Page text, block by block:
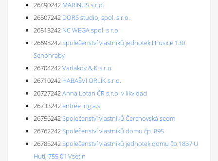
26490242 MARINUS s.r.o.
26507242 DORS studio, spol. s r.o.
26513242 NC WEGA spol. s r.o.
26698242Společenství vlastníků jednotek Hrusice 130
Senohraby
26704242Varlakov & K s.r.o.
26710242 HABAŠVI ORLÍK s.r.o.
26727242Anna Lotan ČR s.r.o. v likvidaci
26733242entrée ing a.s.
26756242Společenství vlastníků Čerchovská sedm
26762242Společenství vlastníků domu čp. 895
26785242Společenství vlastníků jednotek domu čp.1837 U
Huti, 755 01 Vsetín